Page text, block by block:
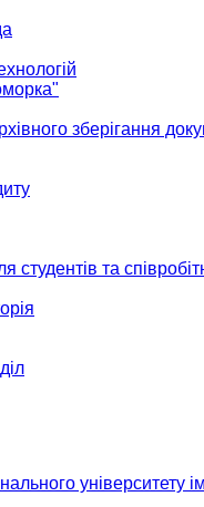
зберігання
студентів та